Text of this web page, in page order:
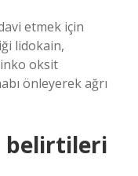
etmek için
lidokain,
oksit
önleyerek ağrı
belirtileri